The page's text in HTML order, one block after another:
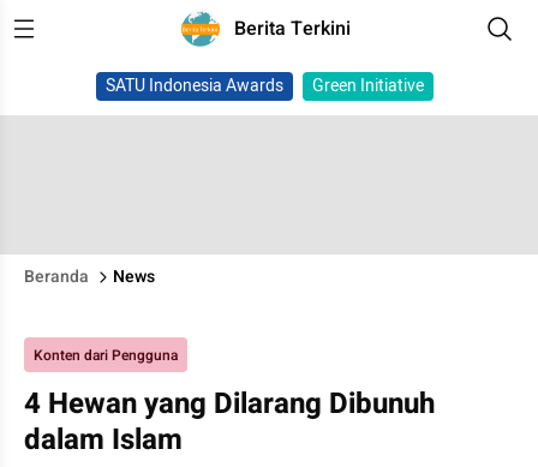
Berita Terkini
SATU Indonesia Awards Green Initiative
Beranda News
Konten dari Pengguna
4 Hewan yang Dilarang Dibunuh
dalam Islam